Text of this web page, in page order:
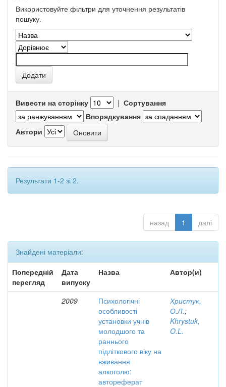
Використовуйте фільтри для уточнення результатів
пошуку.
Вивести на сторінку | Сортування
Впорядкування
Автори
Результати 1-2 зі 2.
назад 1 далі
Знайдені матеріали:
Попередній
перегляд
Дата
випуску
Назва Автор(и)
2009
Психологічні
особливості
установки учнів
молодшого та
раннього
підліткового віку на
вживання
алкоголю:
автореферат
Христук,
О.Л.;
Khrystuk,
O.L.